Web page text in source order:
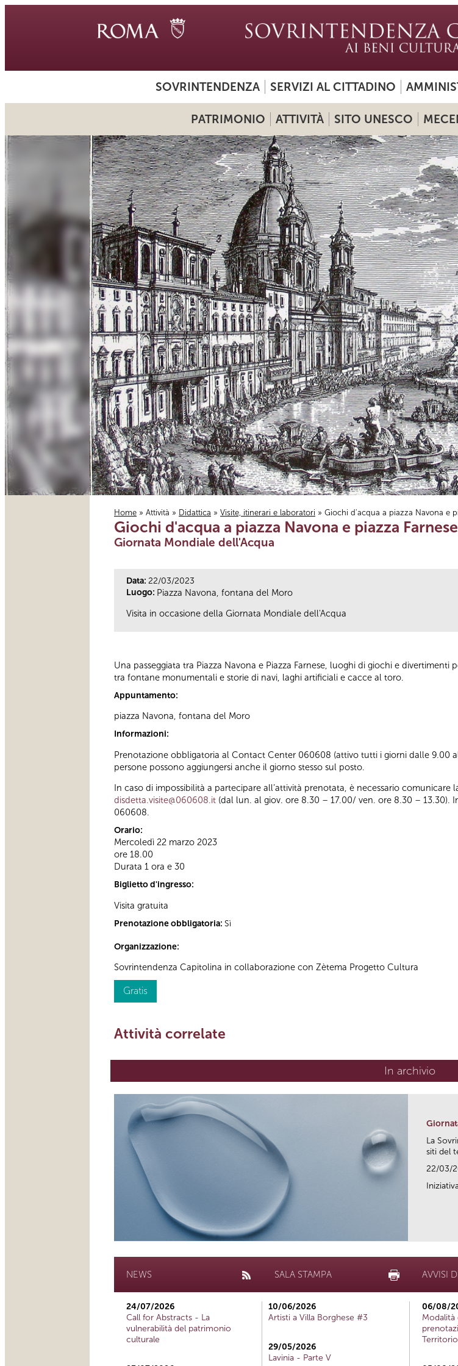
SOVRINTENDENZA SERVIZI AL CITTADINO
PATRIMONIO ATTIVITÀ SITO UNESCO
Tu sei qui
Home » Attività » Didattica » Visite, itinerari e laboratori » Giochi d'acqua a piazza Navona e
Giochi d'acqua a piazza Navona e piazza Farnese
Giornata Mondiale dell'Acqua
Data: 22/03/2023
Luogo: Piazza Navona, fontana del Moro
Visita in occasione della Giornata Mondiale dell'Acqua
Una passeggiata tra Piazza Navona e Piazza Farnese, luoghi di giochi e
tra fontane monumentali e storie di navi, laghi artificiali e cacce al toro.
Appuntamento:
piazza Navona, fontana del Moro
Informazioni:
Prenotazione obbligatoria al Contact Center 060608 (attivo tutti i giorni dalle 9.00
persone possono aggiungersi anche il giorno stesso sul posto.
In caso di impossibilità a partecipare all’attività prenotata, è necessario comunicare
disdetta.visite@060608.it (dal lun. al giov. ore 8.30 – 17.00/ ven. ore 8.30 – 13.30).
060608.
Orario:
Mercoledì 22 marzo 2023
ore 18.00
Durata 1 ora e 30
Biglietto d'ingresso:
Visita gratuita
Prenotazione obbligatoria: Sì
Organizzazione:
Sovrintendenza Capitolina in collaborazione con Zètema Progetto Cultura
Gratis
Attività correlate
In archivio
La
siti del
22/03/
NEWS
24/07/2026
Call for Abstracts - La
vulnerabilità del patrimonio
culturale
SALA STAMPA
10/06/2026
Artisti a Villa Borghese #3
29/05/2026
Lavinia - Parte V
AVVISI
06/08/
Modalità
Territorio